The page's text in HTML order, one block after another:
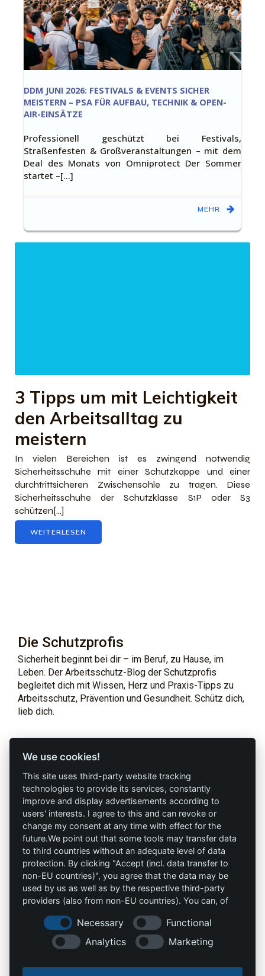
DDM JUNI 2026: FESTIVALS & EVENTS SICHER
MEISTERN – PSA FÜR AUFBAU, TECHNIK & OPEN-
AIR-EINSÄTZE
Professionell geschützt bei Festivals,
Straßenfesten & Großveranstaltungen – mit dem
Deal des Monats von Omniprotect Der Sommer
startet –[…]
MEHR
3 Tipps um mit Leichtigkeit
den Arbeitsalltag zu
meistern
In vielen Bereichen ist es zwingend notwendig
Sicherheitsschuhe mit einer Schutzkappe und einer
durchtrittsicheren Zwischensohle zu tragen. Diese
Sicherheitsschuhe der Schutzklasse S1P oder S3
schützen[…]
WEITERLESEN
Die Schutzprofis
Sicherheit beginnt bei dir – im Beruf, zu Hause, im
Leben. Der Arbeitsschutz-Blog der Schutzprofis
begleitet dich mit Wissen, Herz und Praxis-Tipps zu
Arbeitsschutz, Prävention und Gesundheit. Schütz dich,
lieb dich.
Profi-Marken
AAV Arbeitsschutz
GmbH
Allprotec® Just work
safe
Omniprotect –
Onlineshop
Marketing
AGB`s
Datenschutz
Impressum
Kontakt
info@die-schutzprofis.de
We use cookies!
This site uses third-party website tracking
technologies to provide its services, constantly
improve and display advertisements according to
users' interests. I agree to this and can revoke or
change my consent at any time with effect for the
future.We point out that some tools may transfer data
to third countries without an adequate level of data
protection. By clicking "Accept (incl. data transfer to
non-EU countries)", you agree that the data may be
used by us as well as by the respective third-party
providers (also from non-EU countries). You can, of
Necessary
Functional
Analytics
Marketing